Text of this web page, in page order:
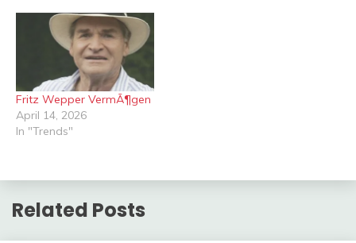
Fritz Wepper VermÃ¶gen
April 14, 2026
In "Trends"
Related Posts